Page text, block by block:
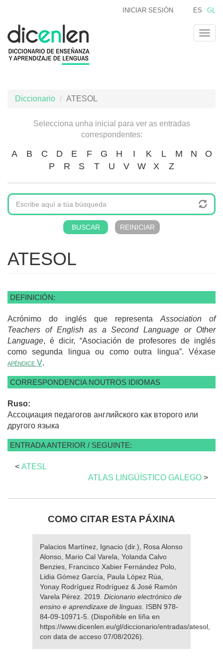
contido
principal
ES GL
INICIAR SESIÓN
Diccionario ATESOL
Selecciona unha inicial para ver as entradas
correspondentes:
A B C D E F G H I K L M N
O
P
R S T U V W X Z
ATESOL
DEFINICIÓN:
Acrónimo do inglés que representa Association of
Teachers of English as a Second Language or Other
Language, é dicir, “Asociación de profesores de inglés
como segunda lingua ou como outra lingua”. Véxase
apéndice V.
CORRESPONDENCIA NOUTROS IDIOMAS
Ruso:
Ассоциация педагогов английского как второго или
другого языка
ENTRADA ANTERIOR / SEGUINTE:
< ATESL
ATLAS LINGÜÍSTICO GALEGO >
COMO CITAR ESTA PÁXINA
Palacios Martínez, Ignacio (dir.), Rosa Alonso
Alonso, Mario Cal Varela, Yolanda Calvo
Benzies, Francisco Xabier Fernández Polo,
Lidia Gómez García, Paula López Rúa,
Yonay Rodríguez Rodríguez & José Ramón
Varela Pérez. 2019. Dicionario electrónico de
ensino e aprendizaxe de linguas . ISBN 978-
84-09-10971-5. (Dispoñible en líña en
https://www.dicenlen.eu/gl/diccionario/entradas/atesol,
con data de acceso 07/08/2026).